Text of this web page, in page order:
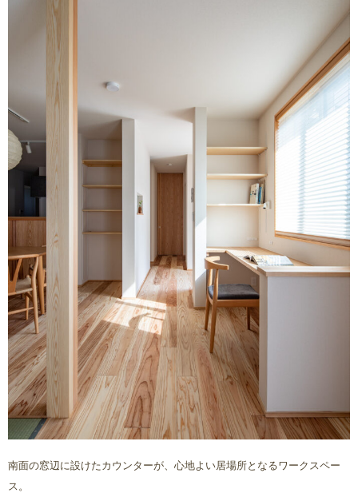
南面の窓辺に設けたカウンターが、心地よい居場所となるワークスペー
ス。